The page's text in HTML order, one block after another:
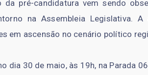
pré-candidatura vem sendo
na Assembleia Legislativa. A
em ascensão no cenário político
dia 30 de maio, às 19h, na Parada